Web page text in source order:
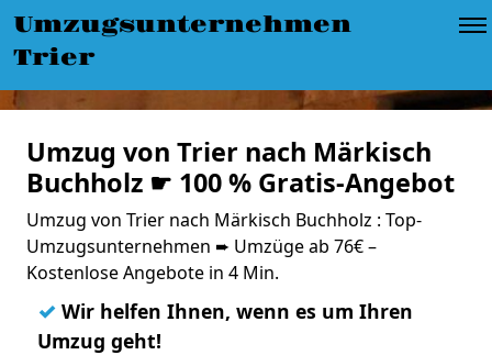
Umzugsunternehmen
Trier
Umzug von Trier nach Märkisch
Buchholz ☛ 100 % Gratis-Angebot
Umzug von Trier nach Märkisch Buchholz : Top-
Umzugsunternehmen ➨ Umzüge ab 76€ –
Kostenlose Angebote in 4 Min.
✓ Wir helfen Ihnen, wenn es um Ihren
Umzug geht!